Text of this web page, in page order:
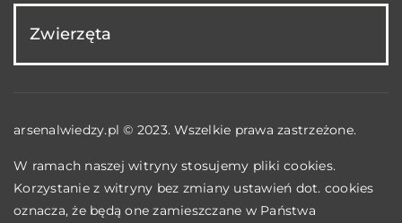
Zwierzęta
arsenalwiedzy.pl © 2023. Wszelkie prawa zastrzeżone.
W ramach naszej witryny stosujemy pliki cookies.
Korzystanie z witryny bez zmiany ustawień dot. cookies
oznacza, że będą one zamieszczane w Państwa